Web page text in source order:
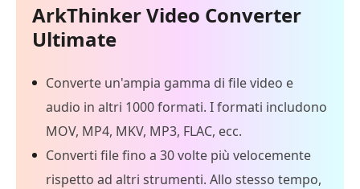
ArkThinker Video Converter
Ultimate
Converte un'ampia gamma di file video e
audio in altri 1000 formati. I formati includono
MOV, MP4, MKV, MP3, FLAC, ecc.
Converti file fino a 30 volte più velocemente
rispetto ad altri strumenti. Allo stesso tempo,